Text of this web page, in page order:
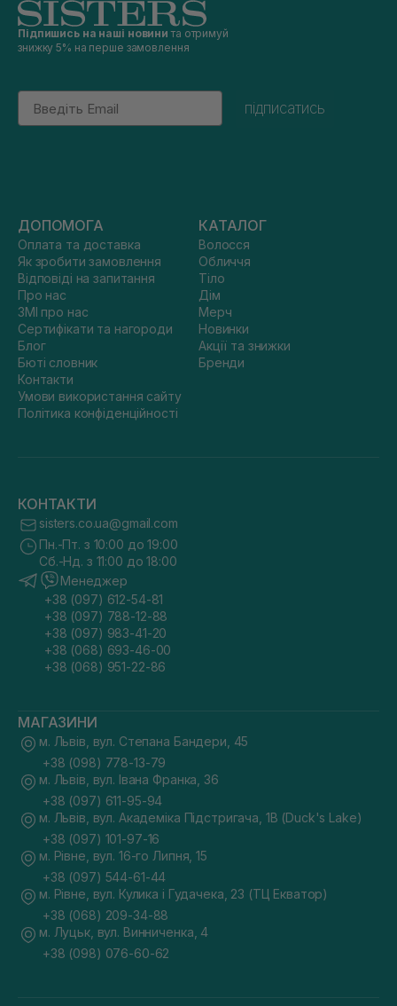
Підпишись на наші новини та отримуй
знижку 5% на перше замовлення
Email
підписатись
ДОПОМОГА
Оплата та доставка
Як зробити замовлення
Відповіді на запитання
Про нас
ЗМІ про нас
Сертифікати та нагороди
Блог
Бюті словник
Контакти
Умови використання сайту
Політика конфіденційності
КАТАЛОГ
Волосся
Обличчя
Тіло
Дім
Мерч
Новинки
Акції та знижки
Бренди
КОНТАКТИ
sisters.co.ua@gmail.com
Пн.-Пт. з 10:00 до 19:00
Сб.-Нд. з 11:00 до 18:00
Менеджер
+38 (097) 612-54-81
+38 (097) 788-12-88
+38 (097) 983-41-20
+38 (068) 693-46-00
+38 (068) 951-22-86
МАГАЗИНИ
м. Львів, вул. Степана Бандери, 45
+38 (098) 778-13-79
м. Львів, вул. Івана Франка, 36
+38 (097) 611-95-94
м. Львів, вул. Академіка Підстригача, 1В (Duck's Lake)
+38 (097) 101-97-16
м. Рівне, вул. 16-го Липня, 15
+38 (097) 544-61-44
м. Рівне, вул. Кулика і Гудачека, 23 (ТЦ Екватор)
+38 (068) 209-34-88
м. Луцьк, вул. Винниченка, 4
+38 (098) 076-60-62